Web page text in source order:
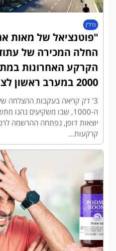
נדל"ן
"פוטנציאל של מאות
החלה המכירה של
הקרקע האחרונות
2000 במערב ראשון לציון
3' דק קריאה בעקבות ההצלחה
ה-1000, שבו משקיעים נהנו
יוצאות דופן, נפתחה ההרשמה
קרקעות...